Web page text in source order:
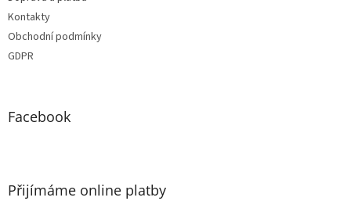
Kontakty
Obchodní podmínky
GDPR
Facebook
Přijímáme online platby